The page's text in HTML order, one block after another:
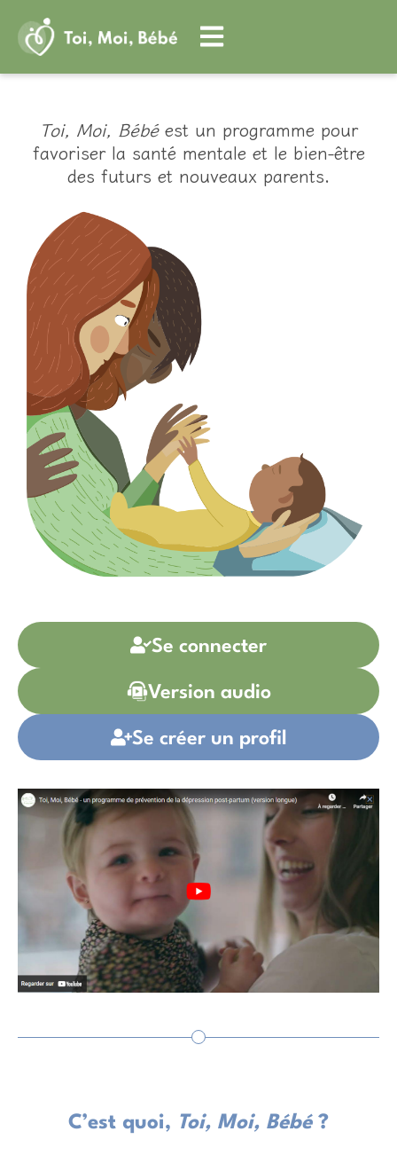
Toi, Moi, Bébéest un programme pour
favoriser la santé mentale et le bien-être
des futurs et nouveaux parents.
Se connecter
Version audio
Se créer un profil
C’est quoi, Toi, Moi, Bébé?